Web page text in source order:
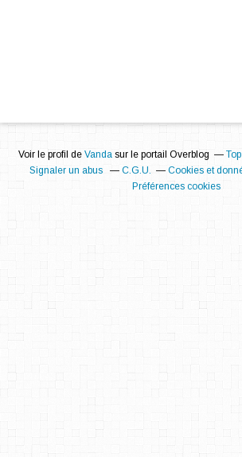
Voir le profil de Vandasur le portail Overblog
Signaler un abus
C.G.U.
Cookies et
Préférences cookies